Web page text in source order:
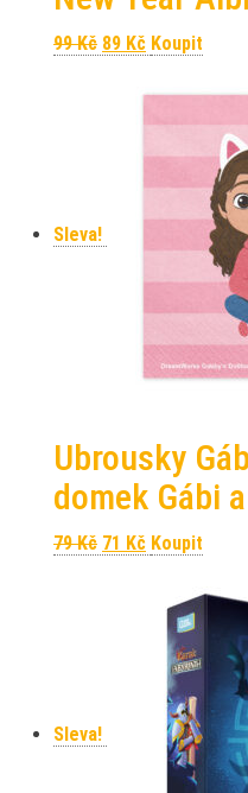
99Kč Původní cena byla:
89 KčAktuální
Koupit
Sleva!
Ubrousky
domek Gábi
79Kč Původní cena byla:
71 KčAktuální
Koupit
Sleva!